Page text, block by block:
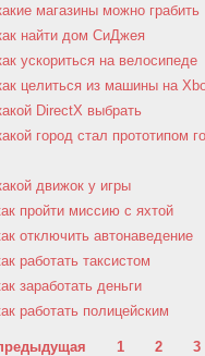
магазины можно грабить
найти дом СиДжея
ускориться на велосипеде
целиться из машины на
DirectX выбрать
город стал прототипом
движок у игры
пройти миссию с яхтой
отключить автонаведение
работать таксистом
заработать деньги
работать полицейским
1 2 3